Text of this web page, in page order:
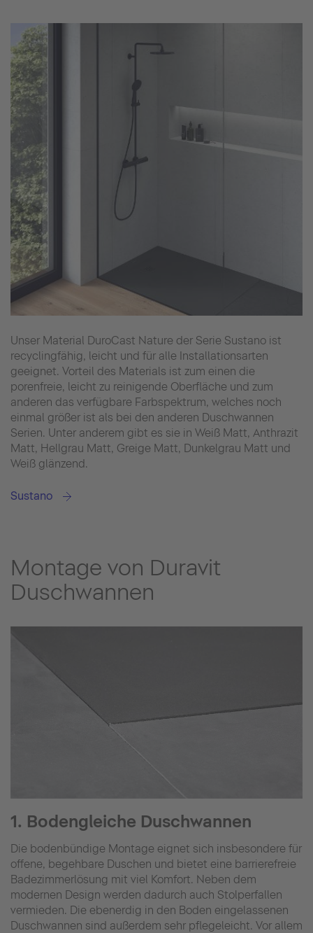
Unser Material DuroCast Nature der Serie Sustano ist
recyclingfähig, leicht und für alle Installationsarten
geeignet. Vorteil des Materials ist zum einen die
porenfreie, leicht zu reinigende Oberfläche und zum
anderen das verfügbare Farbspektrum, welches noch
einmal größer ist als bei den anderen Duschwannen
Serien. Unter anderem gibt es sie in Weiß Matt, Anthrazit
Matt, Hellgrau Matt, Greige Matt, Dunkelgrau Matt und
Weiß glänzend.
Sustano
Montage von Duravit
Duschwannen
1. Bodengleiche Duschwannen
Die bodenbündige Montage eignet sich insbesondere für
offene, begehbare Duschen und bietet eine barrierefreie
Badezimmerlösung mit viel Komfort. Neben dem
modernen Design werden dadurch auch Stolperfallen
vermieden. Die ebenerdig in den Boden eingelassenen
Duschwannen sind außerdem sehr pflegeleicht. Vor allem